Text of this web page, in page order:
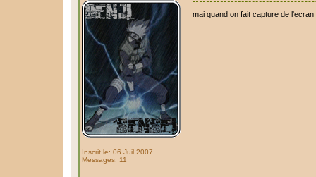
Inscrit le: 06 Juil 2007
Messages: 11
mai quand on fait capture de